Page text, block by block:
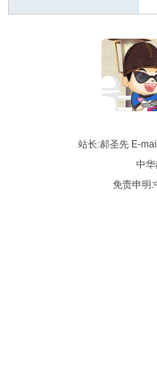
站长:郝圣先 E-
中华
免责申明: